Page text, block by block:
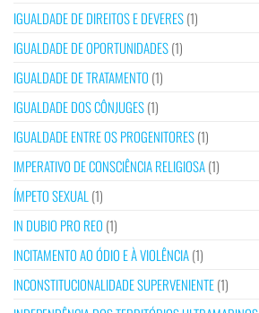
IGUALDADE DE DIREITOS E DEVERES(1)
IGUALDADE DE OPORTUNIDADES(1)
IGUALDADE DE TRATAMENTO (1)
IGUALDADE DOS CÔNJUGES(1)
IGUALDADE ENTRE OS PROGENITORES(1)
IMPERATIVO DE CONSCIÊNCIA RELIGIOSA(1)
ÍMPETO SEXUAL (1)
IN DUBIO PRO REO (1)
INCITAMENTO AO ÓDIO E À VIOLÊNCIA(1)
INCONSTITUCIONALIDADE SUPERVENIENTE(1)